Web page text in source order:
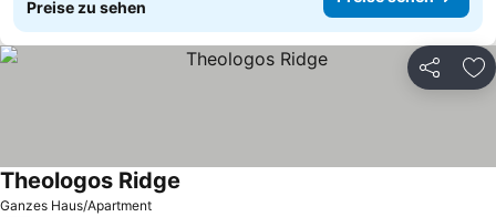
Preise zu sehen
Teilen
Ganzes Haus/Apartment
Theologos Ridge